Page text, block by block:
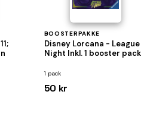
BOOSTERPAKKE
Disney Lorcana - League
Night Inkl. 1 booster pack
1 pack
50 kr